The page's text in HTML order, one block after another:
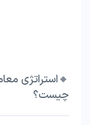
چیست؟